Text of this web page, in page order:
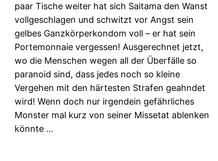
paar Tische weiter hat sich Saitama den Wanst
vollgeschlagen und schwitzt vor Angst sein
gelbes Ganzkörperkondom voll – er hat sein
Portemonnaie vergessen! Ausgerechnet jetzt,
wo die Menschen wegen all der Überfälle so
paranoid sind, dass jedes noch so kleine
Vergehen mit den härtesten Strafen geahndet
wird! Wenn doch nur irgendein gefährliches
Monster mal kurz von seiner Missetat ablenken
könnte …